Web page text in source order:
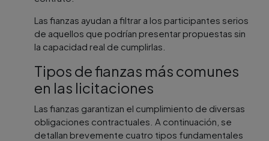
Las fianzas ayudan a filtrar a los participantes serios
de aquellos que podrían presentar propuestas sin
la capacidad real de cumplirlas.
Tipos de fianzas más comunes
en las licitaciones
Las fianzas garantizan el cumplimiento de diversas
obligaciones contractuales. A continuación, se
detallan brevemente cuatro tipos fundamentales